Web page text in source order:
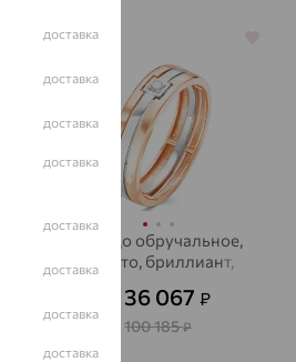
64%
Кольцо обручальное,
золото, бриллиант,
36 067₽
100 185₽
доставка
доставка
доставка
доставка
доставка
доставка
доставка
доставка